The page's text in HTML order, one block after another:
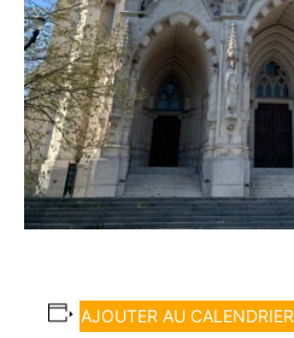
AJOUTER AU CALENDRIER